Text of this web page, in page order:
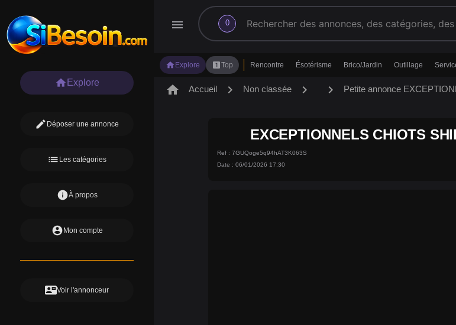
menu 0
search
home Explore looks_oneTop Rencontre Ésotérisme Brico/Jardin Outillage
home Explore
edit Déposer une annonce
list Les catégories
infoÀ propos
account_circle Mon compte
contact_mailVoir l'annonceur
home Accueil chevron_right Non classée chevron_right chevron_right Petite annonce
EXCEPTIONNELS CHIOTS
Ref : 7GUQoge5q94hAT3K063S
Date : 06/01/2026 17:30